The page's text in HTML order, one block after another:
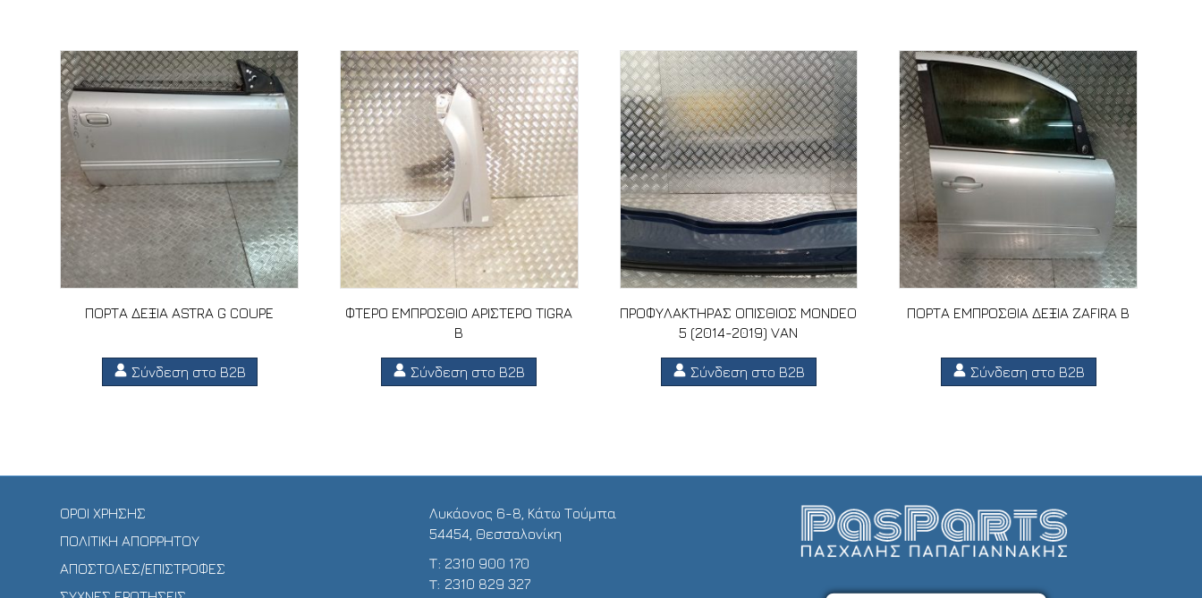
ΠΟΡΤΑ ΔΕΞΙΑ ASTRA G COUPE
Σύνδεση στο B2B
ΦΤΕΡΟ ΕΜΠΡΟΣΘΙΟ ΑΡΙΣΤΕΡΟ TIGRA
B
Σύνδεση στο B2B
ΠΡΟΦΥΛΑΚΤΗΡΑΣ ΟΠΙΣΘΙΟΣ MONDEO
5 (2014-2019) VAN
Σύνδεση στο B2B
ΠΟΡΤΑ ΕΜΠΡΟΣΘΙΑ ΔΕΞΙΑ ZAFIRA B
Σύνδεση στο B2B
ΟΡΟΙ ΧΡΗΣΗΣ
ΠΟΛΙΤΙΚΗ ΑΠΟΡΡΗΤΟΥ
ΑΠΟΣΤΟΛΕΣ/ΕΠΙΣΤΡΟΦΕΣ
Λυκάονος 6-8, Κάτω Τούμπα
54454, Θεσσαλονίκη
Τ: 2310 900 170
T: 2310 829 327